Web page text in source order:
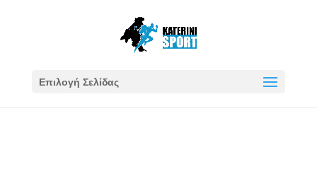
Επιλογή Σελίδας